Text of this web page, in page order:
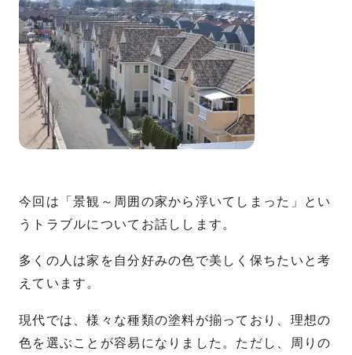
今回は「景観～周囲の家から浮いてしまった」とい
うトラブルについてお話しします。
多くの人は家を自分好みの色で美しく保ちたいと考
えています。
現代では、様々な種類の塗料が揃っており、理想の
色を選ぶことが容易になりました。ただし、周りの